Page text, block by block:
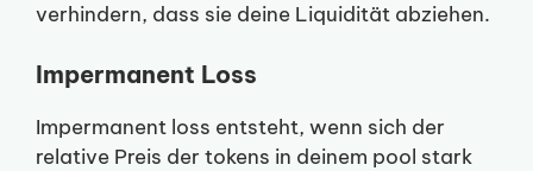
verhindern, dass sie deine Liquidität abziehen.
Impermanent Loss
Impermanent loss entsteht, wenn sich der
relative Preis der tokens in deinem pool stark